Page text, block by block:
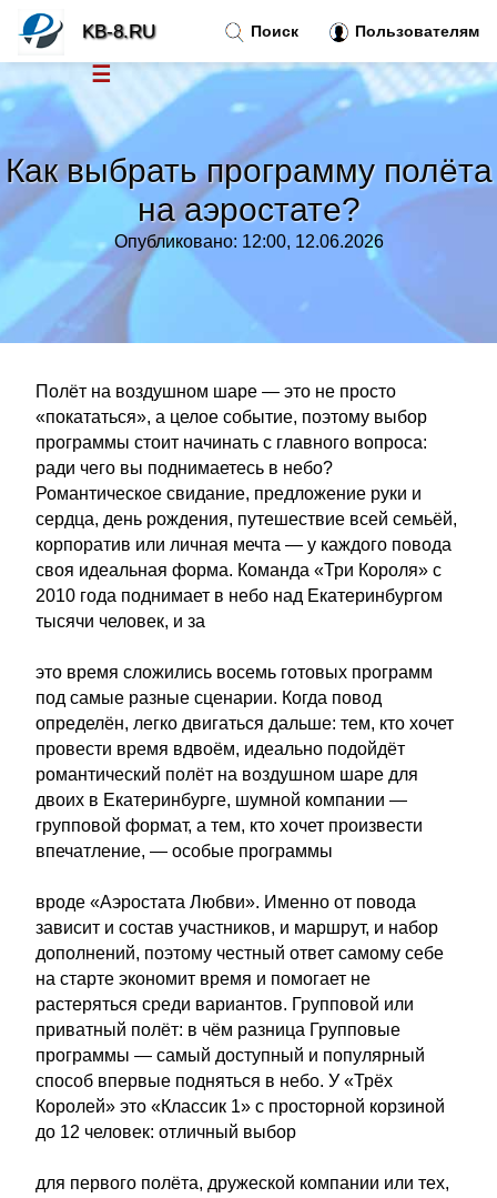
Как выбрать программу полёта
на аэростате?
Опубликовано: 12:00, 12.06.2026
Полёт на воздушном шаре — это не просто
«покататься», а целое событие, поэтому выбор
программы стоит начинать с главного вопроса:
ради чего вы поднимаетесь в небо?
Романтическое свидание, предложение руки и
сердца, день рождения, путешествие всей семьёй,
корпоратив или личная мечта — у каждого повода
своя идеальная форма. Команда «Три Короля» с
2010 года поднимает в небо над Екатеринбургом
тысячи человек, и за
это время сложились восемь готовых программ
под самые разные сценарии. Когда повод
определён, легко двигаться дальше: тем, кто хочет
провести время вдвоём, идеально подойдёт
романтический полёт на воздушном шаре для
двоих в Екатеринбурге, шумной компании —
групповой формат, а тем, кто хочет произвести
впечатление, — особые программы
вроде «Аэростата Любви». Именно от повода
зависит и состав участников, и маршрут, и набор
дополнений, поэтому честный ответ самому себе
на старте экономит время и помогает не
растеряться среди вариантов. Групповой или
приватный полёт: в чём разница Групповые
программы — самый доступный и популярный
способ впервые подняться в небо. У «Трёх
Королей» это «Классик 1» с просторной корзиной
до 12 человек: отличный выбор
для первого полёта, дружеской компании или тех,
Поиск Пользователям
KB-8.RU
☰
Новости
Тренды новостей»
Рубрики»
Контакт»